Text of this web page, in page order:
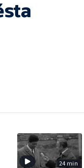
24 min